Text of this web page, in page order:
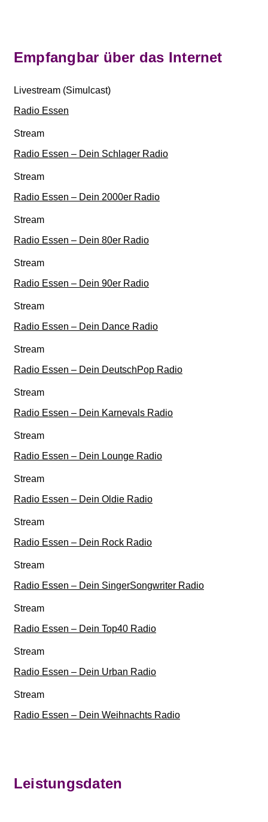
Empfangbar über das Internet
Livestream (Simulcast)
Radio Essen
Stream
Radio Essen – Dein Schlager Radio
Stream
Radio Essen – Dein 2000er Radio
Stream
Radio Essen – Dein 80er Radio
Stream
Radio Essen – Dein 90er Radio
Stream
Radio Essen – Dein Dance Radio
Stream
Radio Essen – Dein DeutschPop Radio
Stream
Radio Essen – Dein Karnevals Radio
Stream
Radio Essen – Dein Lounge Radio
Stream
Radio Essen – Dein Oldie Radio
Stream
Radio Essen – Dein Rock Radio
Stream
Radio Essen – Dein SingerSongwriter Radio
Stream
Radio Essen – Dein Top40 Radio
Stream
Radio Essen – Dein Urban Radio
Stream
Radio Essen – Dein Weihnachts Radio
Leistungsdaten